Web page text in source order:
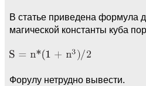
В статье приведена формула
магической константы куба
Форулу нетрудно вывести.